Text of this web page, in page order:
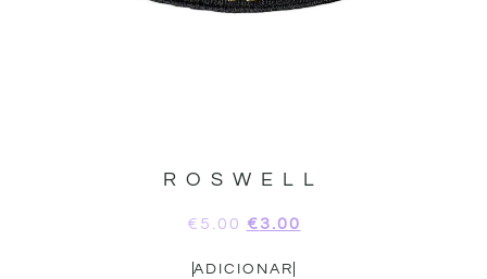
ROSWELL
€ 5.00 €3.00
ADICIONAR